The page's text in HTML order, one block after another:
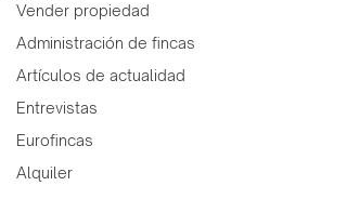
Vender propiedad
Administración de fincas
Artículos de actualidad
Entrevistas
Eurofincas
Alquiler